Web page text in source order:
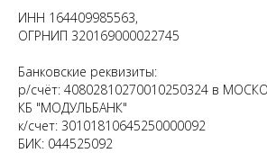
ИНН 164409985563,
ОГРНИП 320169000022745
Банковские реквизиты:
р/счёт: 40802810270010250324 в
КБ "МОДУЛЬБАНК"
к/счет: 30101810645250000092
БИК: 044525092